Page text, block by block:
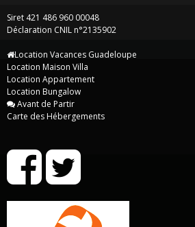
Siret 421 486 960 00048
Déclaration CNIL n°2135902
Location Vacances Guadeloupe
Location Maison Villa
Location Appartement
Location Bungalow
Avant de Partir
Carte des Hébergements